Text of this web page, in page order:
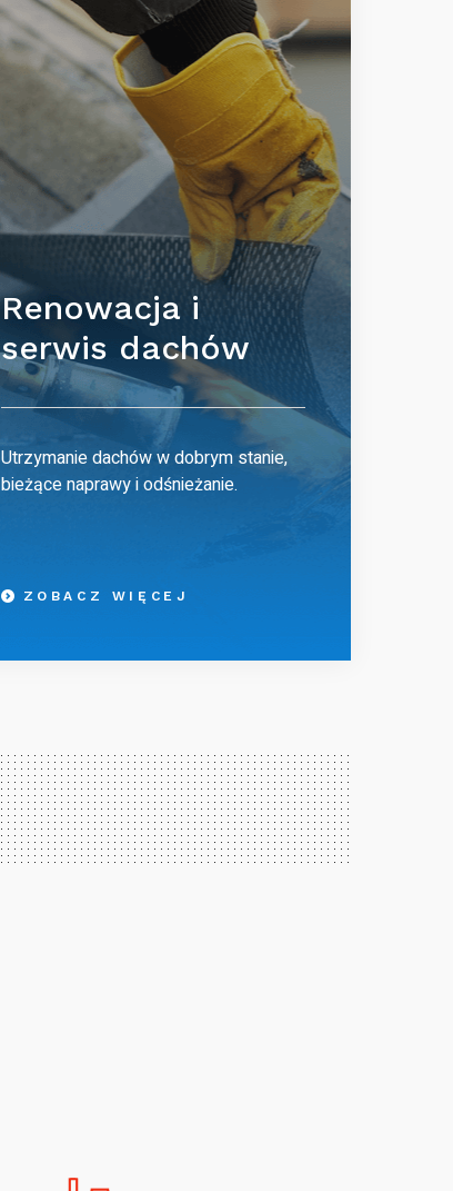
Renowacja i
serwis dachów
Utrzymanie dachów w dobrym stanie,
bieżące naprawy i odśnieżanie.
ZOBACZ WIĘCEJ